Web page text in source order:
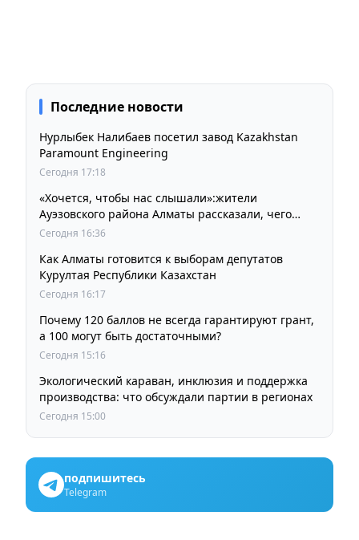
Последние новости
Нурлыбек Налибаев посетил завод Kazakhstan
Paramount Engineering
Сегодня 17:18
«Хочется, чтобы нас слышали»:жители
Ауэзовского района Алматы рассказали, чего
ждут от выборов депутатов Курултая
Сегодня 16:36
Как Алматы готовится к выборам депутатов
Курултая Республики Казахстан
Сегодня 16:17
Почему 120 баллов не всегда гарантируют грант,
а 100 могут быть достаточными?
Сегодня 15:16
Экологический караван, инклюзия и поддержка
производства: что обсуждали партии в регионах
Сегодня 15:00
подпишитесь
Telegram